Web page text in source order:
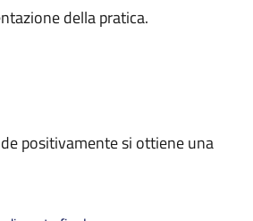
della pratica.
positivamente si ottiene una